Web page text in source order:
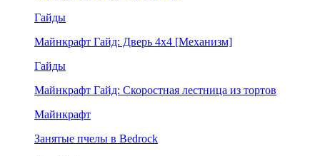
Гайды
Майнкрафт Гайд: Дверь 4х4 [Механизм]
Гайды
Майнкрафт Гайд: Скоростная лестница из тортов
Майнкрафт
Занятые пчелы в Bedrock